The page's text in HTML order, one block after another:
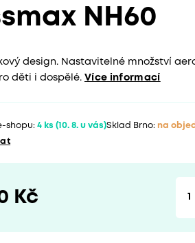
NH60
design. Nastavitelné množství
děti i dospělé. Více informací
shopu: 4 ks (10. 8. u vás)Sklad Brno: na
Kč